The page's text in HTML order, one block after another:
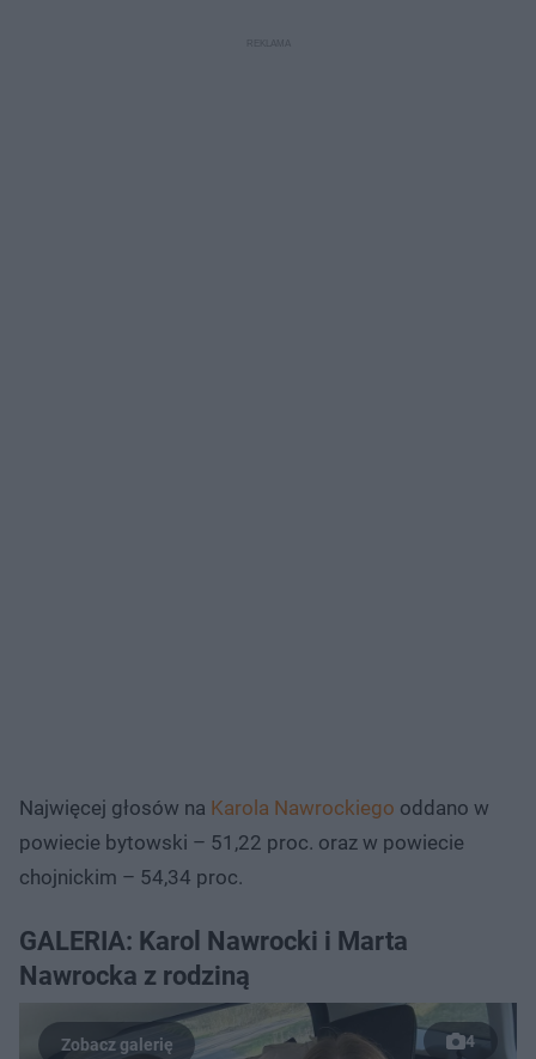
Najwięcej głosów na Karola Nawrockiego oddano w
powiecie bytowski – 51,22 proc. oraz w powiecie
chojnickim – 54,34 proc.
GALERIA: Karol Nawrocki i Marta
Nawrocka z rodziną
4